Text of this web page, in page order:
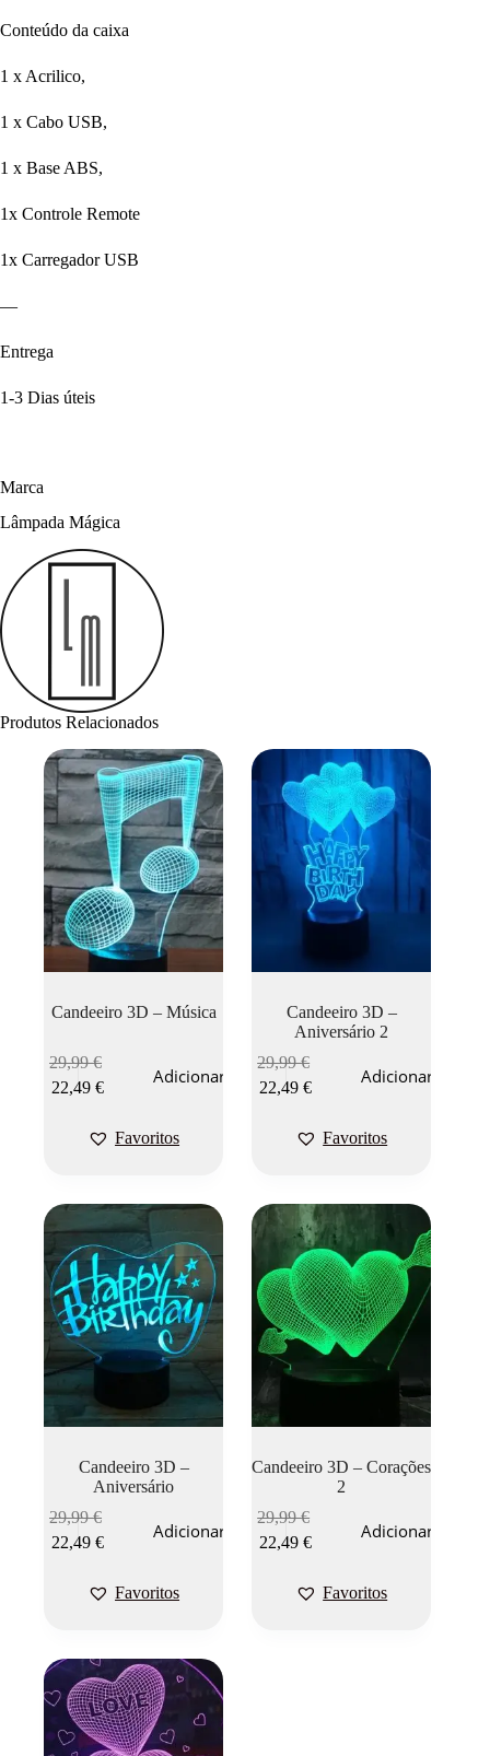
Conteúdo da caixa
1 x Acrilico,
1 x Cabo USB,
1 x Base ABS,
1x Controle Remote
1x Carregador USB
—
Entrega
1-3 Dias úteis
Marca
Lâmpada Mágica
Produtos Relacionados
Candeeiro 3D – Música
29,99€
22,49€
Adicionar
Favoritos
Candeeiro 3D –
Aniversário 2
29,99€
22,49€
Adicionar
Favoritos
Candeeiro 3D –
Aniversário
29,99€
22,49€
Adicionar
Favoritos
Candeeiro 3D – Corações
2
29,99€
22,49€
Adicionar
Favoritos